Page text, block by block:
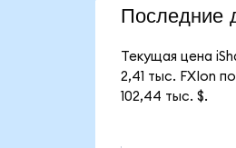
Текущая цена
2,41 тыс. FXIon
102,44 тыс. $.